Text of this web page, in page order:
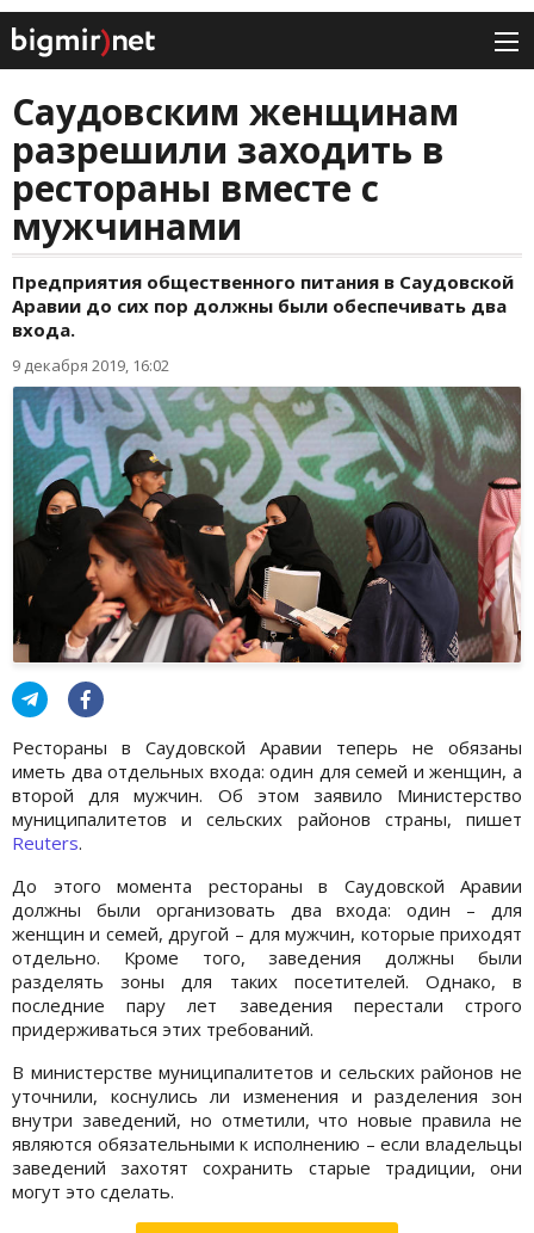
Саудовским женщинам
разрешили заходить в
рестораны вместе с
мужчинами
Предприятия общественного питания в Саудовской
Аравии до сих пор должны были обеспечивать два
входа.
9 декабря 2019, 16:02
Рестораны в Саудовской Аравии теперь не обязаны
иметь два отдельных входа: один для семей и женщин, а
второй для мужчин. Об этом заявило Министерство
муниципалитетов и сельских районов страны, пишет
Reuters.
До этого момента рестораны в Саудовской Аравии
должны были организовать два входа: один – для
женщин и семей, другой – для мужчин, которые приходят
отдельно. Кроме того, заведения должны были
разделять зоны для таких посетителей. Однако, в
последние пару лет заведения перестали строго
придерживаться этих требований.
В министерстве муниципалитетов и сельских районов не
уточнили, коснулись ли изменения и разделения зон
внутри заведений, но отметили, что новые правила не
являются обязательными к исполнению – если владельцы
заведений захотят сохранить старые традиции, они
могут это сделать.